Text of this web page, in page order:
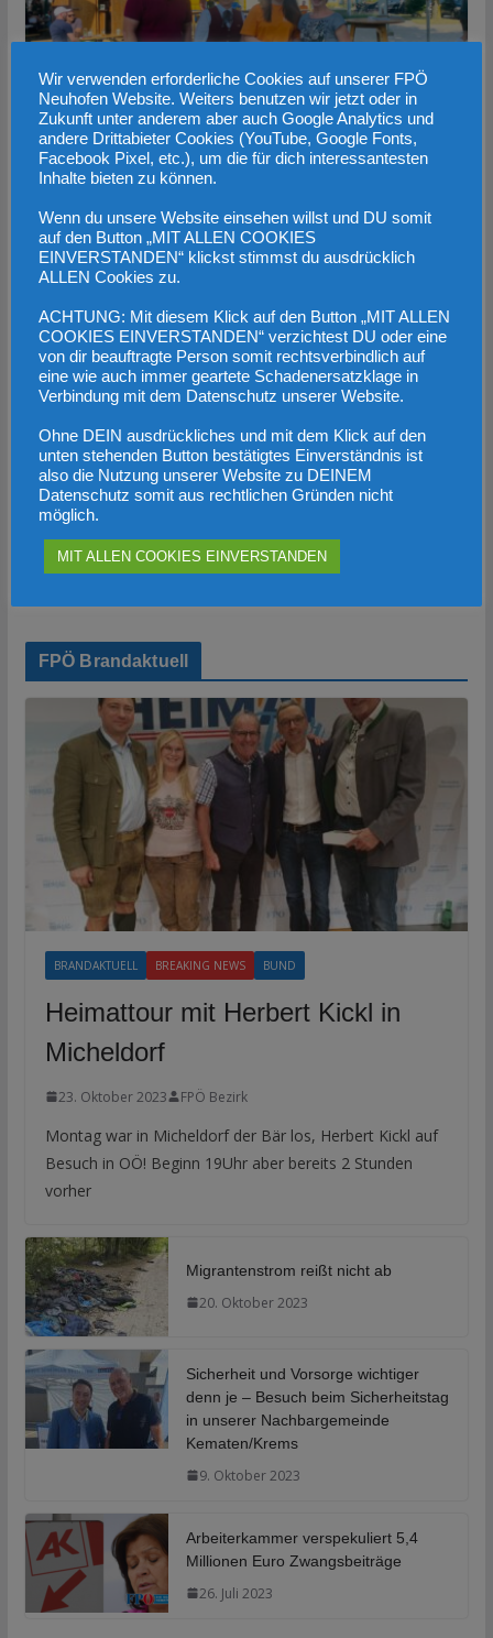
FPÖ Neuhofen – Jubiläumsfest 180
Jahre Musikkapelle Neuhofen
18. Juni 2023
FPÖ Brandaktuell
BRANDAKTUELL BREAKING NEWS BUND
Heimattour mit Herbert Kickl in
Micheldorf
23. Oktober 2023 FPÖ Bezirk
Montag war in Micheldorf der Bär los, Herbert Kickl auf
Besuch in OÖ! Beginn 19Uhr aber bereits 2 Stunden
vorher
Migrantenstrom reißt nicht ab
20. Oktober 2023
Sicherheit und Vorsorge wichtiger
denn je – Besuch beim Sicherheitstag
in unserer Nachbargemeinde
Kematen/Krems
9. Oktober 2023
Arbeiterkammer verspekuliert 5,4
Millionen Euro Zwangsbeiträge
26. Juli 2023
Wir verwenden erforderliche Cookies auf unserer FPÖ
Neuhofen Website. Weiters benutzen wir jetzt oder in
Zukunft unter anderem aber auch Google Analytics und
andere Drittabieter Cookies (YouTube, Google Fonts,
Facebook Pixel, etc.), um die für dich interessantesten
Inhalte bieten zu können.
Wenn du unsere Website einsehen willst und DU somit
auf den Button „MIT ALLEN COOKIES
EINVERSTANDEN“ klickst stimmst du ausdrücklich
ALLEN Cookies zu.
ACHTUNG: Mit diesem Klick auf den Button „MIT ALLEN
COOKIES EINVERSTANDEN“ verzichtest DU oder eine
von dir beauftragte Person somit rechtsverbindlich auf
eine wie auch immer geartete Schadenersatzklage in
Verbindung mit dem Datenschutz unserer Website.
Ohne DEIN ausdrückliches und mit dem Klick auf den
unten stehenden Button bestätigtes Einverständnis ist
also die Nutzung unserer Website zu DEINEM
Datenschutz somit aus rechtlichen Gründen nicht
möglich.
MIT ALLEN COOKIES EINVERSTANDEN